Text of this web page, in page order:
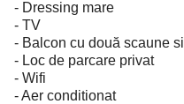
- Dressing mare
- TV
- Balcon cu două scaune
- Loc de parcare privat
- Wifi
- Aer conditionat